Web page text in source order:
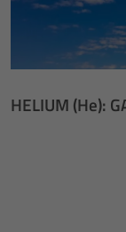
HELIUM (He):